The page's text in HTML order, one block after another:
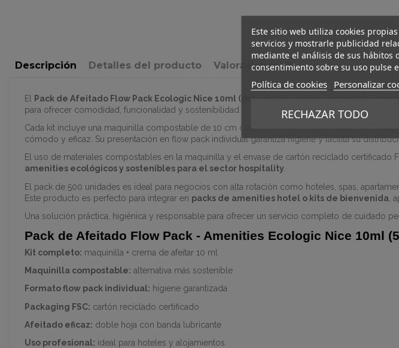
Este sitio web utiliza cookies
servicios y mostrarle publicidad
mediante el análisis de sus hábitos
consentimiento sobre su uso pulse
Política de cookies Personalizar
RECHAZAR TODO
Descripción Detalles del producto Valoraciones(0)
El Pack de Afeitado Flow Pack Ecologic Nice 10ml (500 uds) es una solución práctica
para ofrecer comodidad, funcionalidad y sostenibilidad.
Cada kit incluye una maquinilla compostable de 10 cm con doble hoja y banda lubricante,
cómodo y eficaz. Su presentación en flow pack individual garantiza higiene y facilita su
El uso de materiales compostables en la maquinilla y el envase de cartón reciclado
amenities ecológicos y sostenibles para el sector hospitality.
El pack de 500 unidades es ideal para negocios con alta rotación como hoteles, spas,
Este producto es perfecto para integrar en packs de amenities hotel o kits de bienvenida ,
Una solución práctica, higiénica y responsable para ofrecer un servicio completo de cuidado
Pack de Afeitado Flow Pack - Amenities Ecologic Nice 10ml
Kit completo: maquinilla + crema de afeitar 10 ml
Maquinilla compostable: alternativa más sostenible
Formato flow pack individual: higiene garantizada
Packaging FSC: cartón reciclado certificado
Afeitado eficaz: doble hoja con banda lubricante
Uso profesional: ideal para hoteles y alojamientos